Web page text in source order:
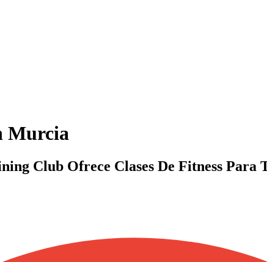
Murcia
Club Ofrece Clases De Fitness Para